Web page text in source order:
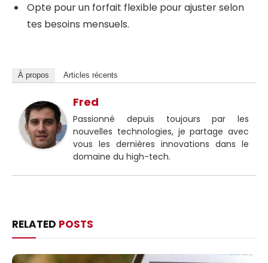
Opte pour un forfait flexible pour ajuster selon
tes besoins mensuels.
À propos Articles récents
Fred
Passionné depuis toujours par les
nouvelles technologies, je partage avec
vous les dernières innovations dans le
domaine du high-tech.
RELATED POSTS